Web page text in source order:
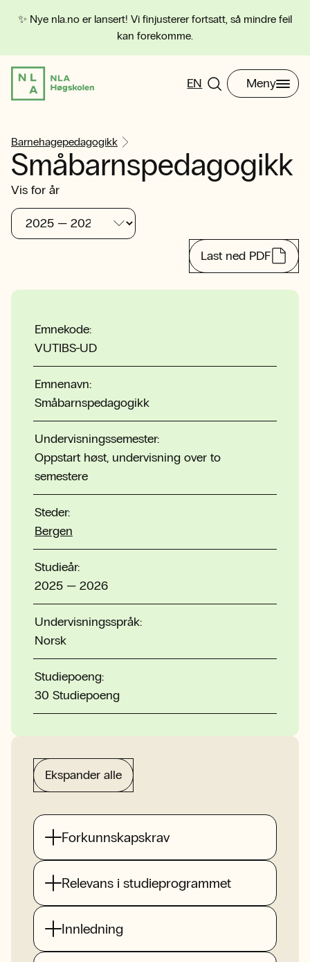
✨ Nye nla.no er lansert! Vi finjusterer fortsatt, så mindre feil
kan forekomme.
EN Meny
Barnehagepedagogikk
Småbarnspedagogikk
Vis for år
Last ned PDF
Emnekode:
VUTIBS-UD
Emnenavn:
Småbarnspedagogikk
Undervisningssemester:
Oppstart høst, undervisning over to
semestere
Steder:
Bergen
Studieår:
2025 — 2026
Undervisningsspråk:
Norsk
Studiepoeng:
30 Studiepoeng
Ekspander alle
Forkunnskapskrav
Relevans i studieprogrammet
Innledning